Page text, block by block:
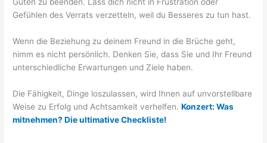
Gefühlen des Verrats verzetteln, weil du Besseres zu tun hast.
Wenn die Beziehung zu deinem Freund in die Brüche geht,
nimm es nicht persönlich. Denken Sie, dass Sie und Ihr Freund
unterschiedliche Erwartungen und Ziele haben.
Die Fähigkeit, Dinge loszulassen, wird Ihnen auf unvorstellbare
Weise zu Erfolg und Achtsamkeit verhelfen.Konzert: Was
mitnehmen? Die ultimative Checkliste!